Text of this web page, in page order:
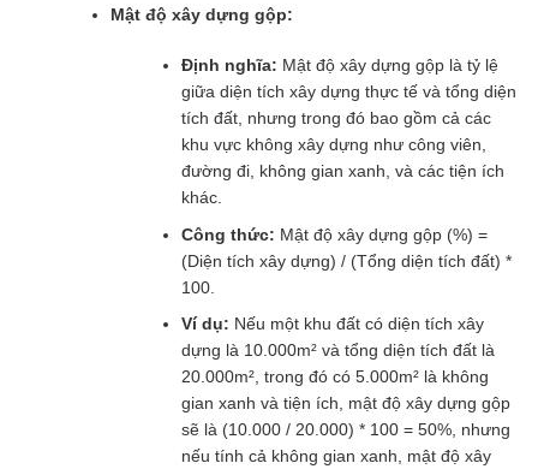
Mật độ xây dựng gộp:
Định nghĩa: Mật độ xây dựng gộp là tỷ lệ
giữa diện tích xây dựng thực tế và tổng diện
tích đất, nhưng trong đó bao gồm cả các
khu vực không xây dựng như công viên,
đường đi, không gian xanh, và các tiện ích
khác.
Công thức: Mật độ xây dựng gộp (%) =
(Diện tích xây dựng) / (Tổng diện tích đất) *
100.
Ví dụ: Nếu một khu đất có diện tích xây
dựng là 10.000m² và tổng diện tích đất là
20.000m², trong đó có 5.000m² là không
gian xanh và tiện ích, mật độ xây dựng gộp
sẽ là (10.000 / 20.000) * 100 = 50%, nhưng
nếu tính cả không gian xanh, mật độ xây